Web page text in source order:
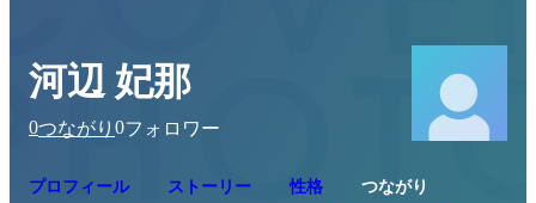
河辺 妃那
0つながり 0フォロワー
プロフィール ストーリー 性格 つながり